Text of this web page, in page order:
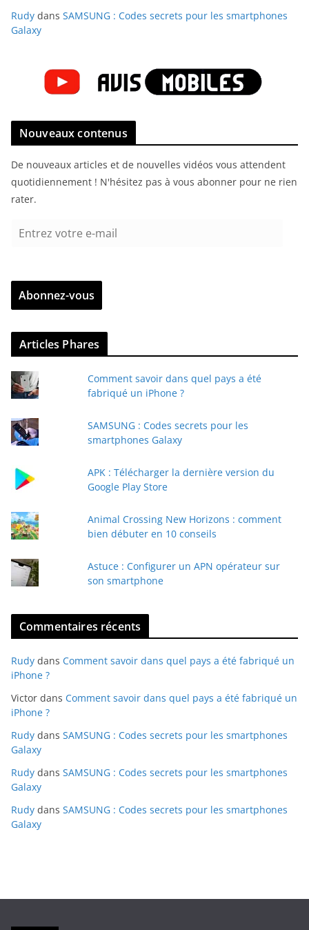
Rudy dans SAMSUNG : Codes secrets pour les smartphones
Galaxy
Nouveaux contenus
De nouveaux articles et de nouvelles vidéos vous attendent
quotidiennement ! N'hésitez pas à vous abonner pour ne rien
rater.
r
z
v
r
e
e
a
Abonnez-vous
Articles Phares
Comment savoir dans quel pays a été
fabriqué un iPhone ?
SAMSUNG : Codes secrets pour les
smartphones Galaxy
APK : Télécharger la dernière version du
Google Play Store
Animal Crossing New Horizons : comment
bien débuter en 10 conseils
Astuce : Configurer un APN opérateur sur
son smartphone
Commentaires récents
Rudy dans Comment savoir dans quel pays a été fabriqué un
iPhone ?
Victor dans Comment savoir dans quel pays a été fabriqué un
iPhone ?
Rudy dans SAMSUNG : Codes secrets pour les smartphones
Galaxy
Rudy dans SAMSUNG : Codes secrets pour les smartphones
Galaxy
Rudy dans SAMSUNG : Codes secrets pour les smartphones
Galaxy